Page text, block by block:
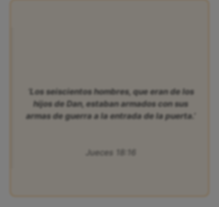
‘Los seiscientos hombres, que eran de los
hijos de Dan, estaban armados con sus
armas de guerra a la entrada de la puerta.’
Jueces 18:16